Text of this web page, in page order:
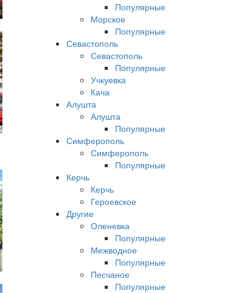
Популярные
Морское
Популярные
Севастополь
Севастополь
Популярные
Учкуевка
Кача
Алушта
Алушта
Популярные
Симферополь
Симферополь
Популярные
Керчь
Керчь
Героевское
Другие
Оленевка
Популярные
Межводное
Популярные
Песчаное
Популярные